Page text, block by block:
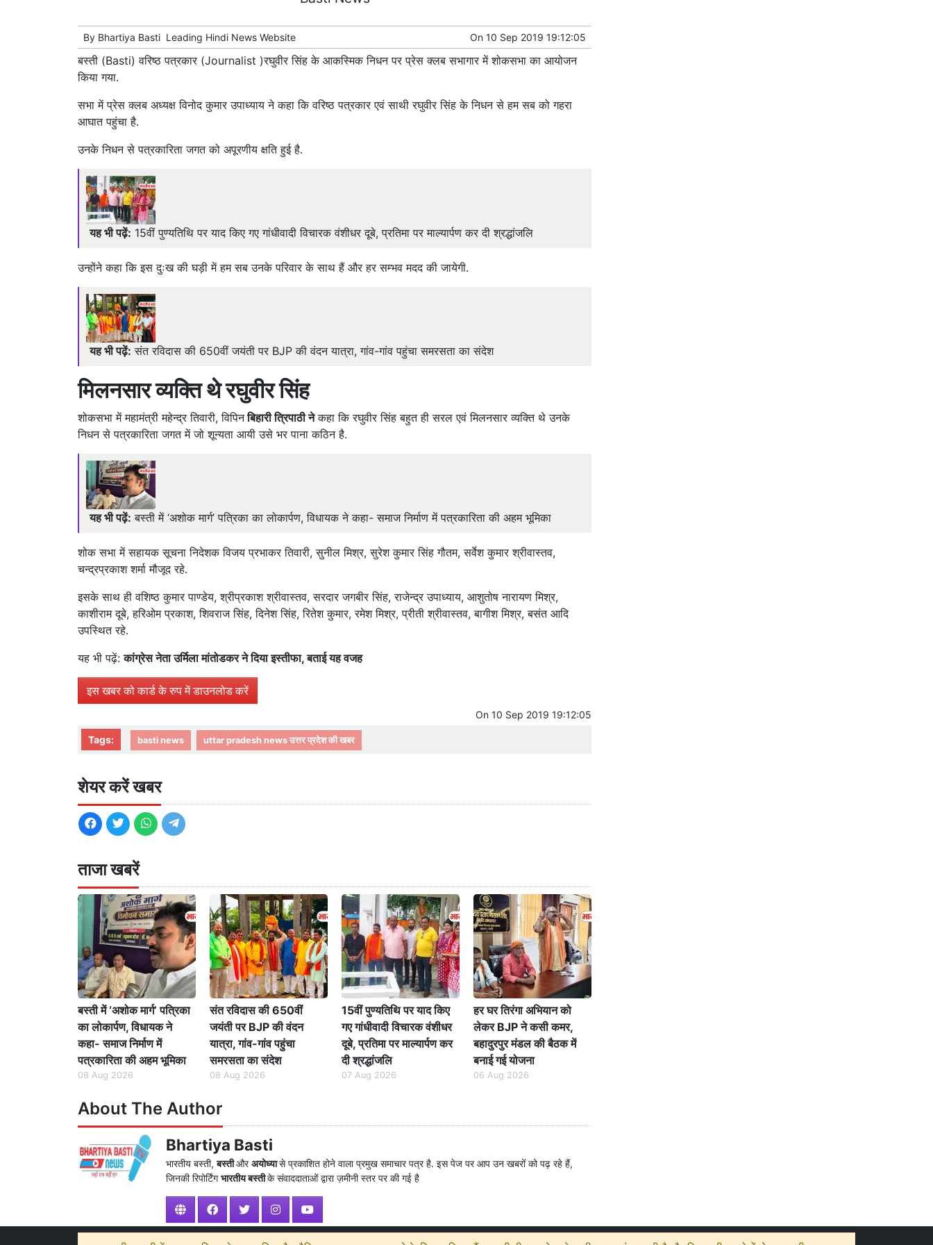
By Bhartiya Basti Leading Hindi News Website On 10 Sep 2019 19:12:05
बस्ती (Basti) वरिष्ठ पत्रकार (Journalist )रघुवीर सिंह के आकस्मिक निधन पर प्रेस क्लब सभागार में शोकसभा का आयोजन
किया गया.
सभा में प्रेस क्लब अध्यक्ष विनोद कुमार उपाध्याय ने कहा कि वरिष्ठ पत्रकार एवं साथी रघुवीर सिंह के निधन से हम सब को गहरा
आघात पहुंचा है.
उनके निधन से पत्रकारिता जगत को अपूरणीय क्षति हुई है.
यह भी पढ़ें: 15वीं पुण्यतिथि पर याद किए गए गांधीवादी विचारक वंशीधर दूबे, प्रतिमा पर माल्यार्पण कर दी श्रद्धांजलि
उन्होंने कहा कि इस दुःख की घड़ी में हम सब उनके परिवार के साथ हैं और हर सम्भव मदद की जायेगी.
यह भी पढ़ें: संत रविदास की 650वीं जयंती पर BJP की वंदन यात्रा, गांव-गांव पहुंचा समरसता का संदेश
मिलनसार व्यक्ति थे रघुवीर सिंह
शोकसभा में महामंत्री महेन्द्र तिवारी, विपिनबिहारी त्रिपाठी नेकहा कि रघुवीर सिंह बहुत ही सरल एवं मिलनसार व्यक्ति थे उनके
निधन से पत्रकारिता जगत में जो शून्यता आयी उसे भर पाना कठिन है.
यह भी पढ़ें: बस्ती में ‘अशोक मार्ग’ पत्रिका का लोकार्पण, विधायक ने कहा- समाज निर्माण में पत्रकारिता की अहम भूमिका
शोक सभा में सहायक सूचना निदेशक विजय प्रभाकर तिवारी, सुनील मिश्र, सुरेश कुमार सिंह गौतम, सर्वेश कुमार श्रीवास्तव,
चन्द्रप्रकाश शर्मा मौजूद रहे.
इसके साथ ही वशिष्ठ कुमार पाण्डेय, श्रीप्रकाश श्रीवास्तव, सरदार जगबीर सिंह, राजेन्द्र उपाध्याय, आशुतोष नारायण मिश्र,
काशीराम दूबे, हरिओम प्रकाश, शिवराज सिंह, दिनेश सिंह, रितेश कुमार, रमेश मिश्र, प्रीती श्रीवास्तव, बागीश मिश्र, बसंत आदि
उपस्थित रहे.
यह भी पढ़ें:कांग्रेस नेता उर्मिला मांतोडकर ने दिया इस्तीफा, बताई यह वजह
इस खबर को कार्ड के रुप में डाउनलोड करें
On 10 Sep 2019 19:12:05
Tags: basti news uttar pradesh news उत्तर प्रदेश की खबर
शेयर करें खबर
ताजा खबरें
बस्ती में ‘अशोक मार्ग’ पत्रिका
का लोकार्पण, विधायक ने
कहा- समाज निर्माण में
पत्रकारिता की अहम भूमिका
08 Aug 2026
संत रविदास की 650वीं
जयंती पर BJP की वंदन
यात्रा, गांव-गांव पहुंचा
समरसता का संदेश
08 Aug 2026
15वीं पुण्यतिथि पर याद किए
गए गांधीवादी विचारक वंशीधर
दूबे, प्रतिमा पर माल्यार्पण कर
दी श्रद्धांजलि
07 Aug 2026
हर घर तिरंगा अभियान को
लेकर BJP ने कसी कमर,
बहादुरपुर मंडल की बैठक में
बनाई गई योजना
06 Aug 2026
About The Author
Bhartiya Basti
भारतीय बस्ती,बस्तीऔरअयोध्यासे प्रकाशित होने वाला प्रमुख समाचार पत्र है. इस पेज पर आप उन खबरों को पढ़ रहे हैं,
जिनकी रिपोर्टिंगभारतीय बस्तीके संवाददाताओं द्वारा ज़मीनी स्तर पर की गई है